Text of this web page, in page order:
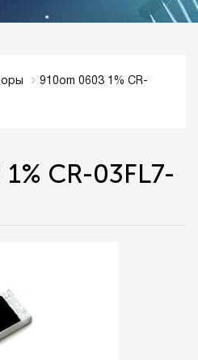
910om 0603 1% CR-
CR-03FL7-